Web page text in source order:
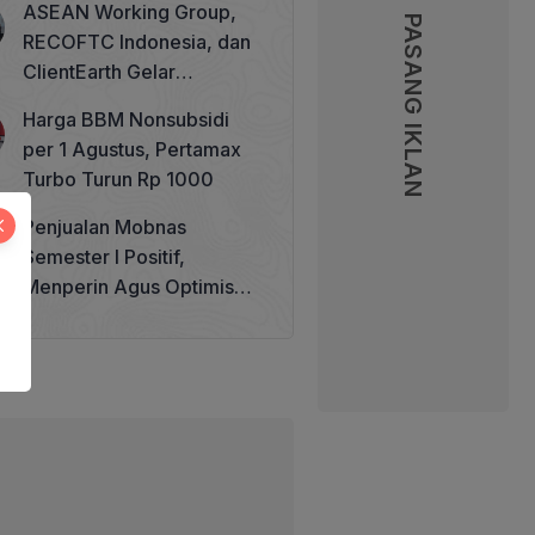
PASANG IKLAN
ASEAN Working Group,
RECOFTC Indonesia, dan
ClientEarth Gelar
Memperkuat Tata Kelola
Perhutanan Sosial
Harga BBM Nonsubsidi
per 1 Agustus, Pertamax
Turbo Turun Rp 1000
Penjualan Mobnas
Semester I Positif,
Menperin Agus Optimistis